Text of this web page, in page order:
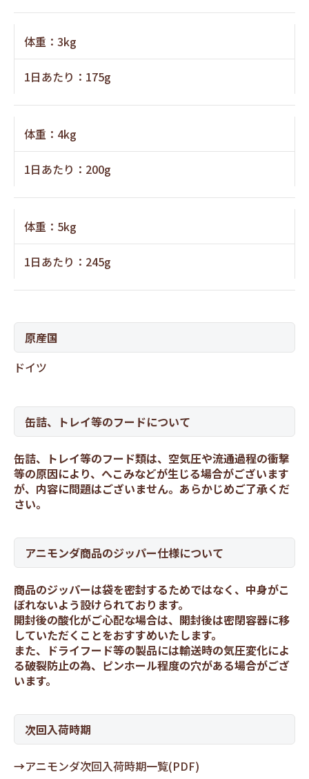
体重：3kg
1日あたり：175g
体重：4kg
1日あたり：200g
体重：5kg
1日あたり：245g
原産国
ドイツ
缶詰、トレイ等のフードについて
缶詰、トレイ等のフード類は、空気圧や流通過程の衝撃
等の原因により、へこみなどが生じる場合がございます
が、内容に問題はございません。あらかじめご了承くだ
さい。
アニモンダ商品のジッパー仕様について
商品のジッパーは袋を密封するためではなく、中身がこ
ぼれないよう設けられております。
開封後の酸化がご心配な場合は、開封後は密閉容器に移
していただくことをおすすめいたします。
また、ドライフード等の製品には輸送時の気圧変化によ
る破裂防止の為、ピンホール程度の穴がある場合がござ
います。
次回入荷時期
→アニモンダ次回入荷時期一覧(PDF)